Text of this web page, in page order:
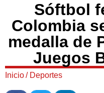
Sóftbol
Colombia
medalla de
Juegos
Inicio/ Deportes